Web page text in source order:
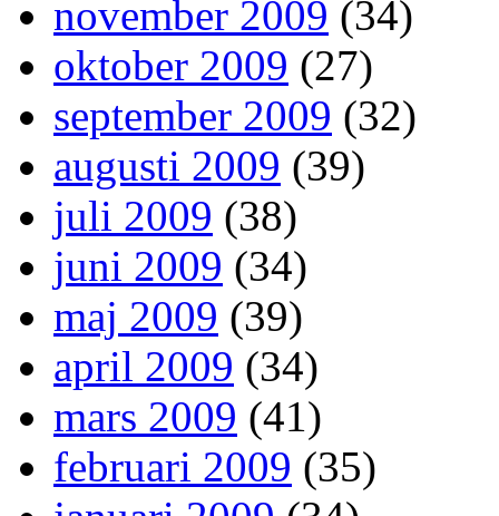
november 2009 (34)
oktober 2009 (27)
september 2009 (32)
augusti 2009 (39)
juli 2009 (38)
juni 2009 (34)
maj 2009 (39)
april 2009 (34)
mars 2009 (41)
februari 2009 (35)